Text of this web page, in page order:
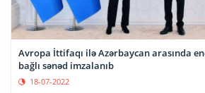
Avropa İttifaqı ilə Azərbaycan arasında
bağlı sənəd imzalanıb
18-07-2022